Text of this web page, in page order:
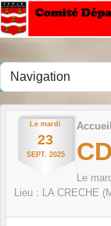
Le mardi
23
SEPT. 2025
Accueil
Le
Lieu : LA CRECHE
Panneau de